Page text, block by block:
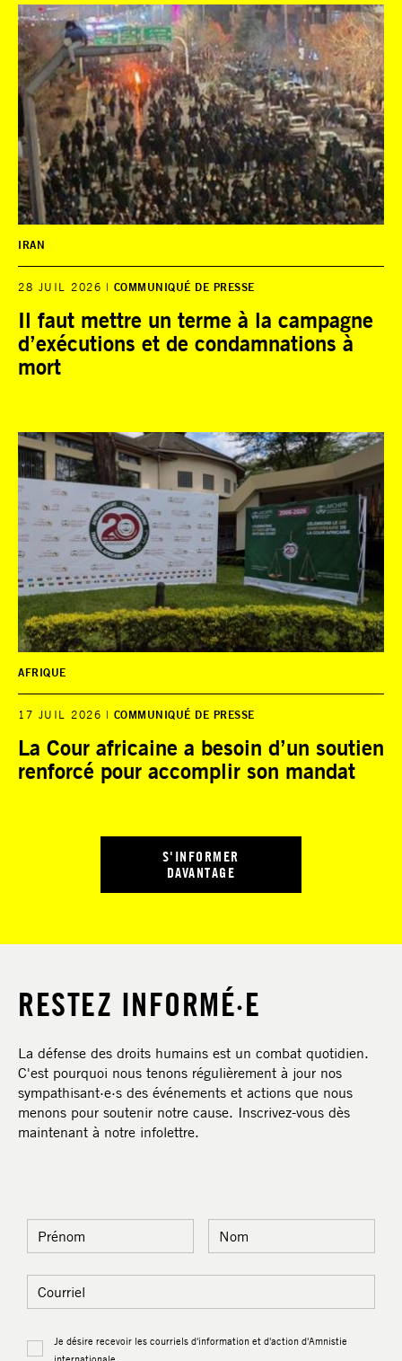
IRAN
28 JUIL 2026 COMMUNIQUÉ DE PRESSE
Il faut mettre un terme à la campagne
d’exécutions et de condamnations à
mort
AFRIQUE
17 JUIL 2026 COMMUNIQUÉ DE PRESSE
La Cour africaine a besoin d’un soutien
renforcé pour accomplir son mandat
S'INFORMER
DAVANTAGE
RESTEZ INFORMÉ·E
La défense des droits humains est un combat quotidien.
C'est pourquoi nous tenons régulièrement à jour nos
sympathisant·e·s des événements et actions que nous
menons pour soutenir notre cause. Inscrivez-vous dès
maintenant à notre infolettre.